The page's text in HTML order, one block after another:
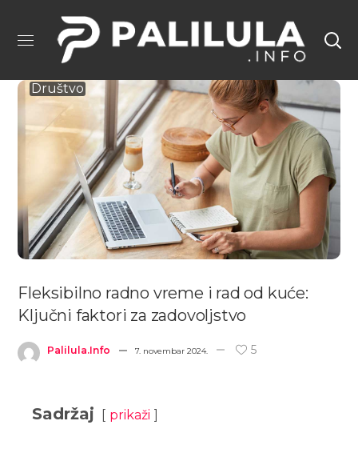
Društvo
Fleksibilno radno vreme i rad od kuće:
Ključni faktori za zadovoljstvo
Palilula.info 7. novembar 2024. 5
Sadržaj prikaži